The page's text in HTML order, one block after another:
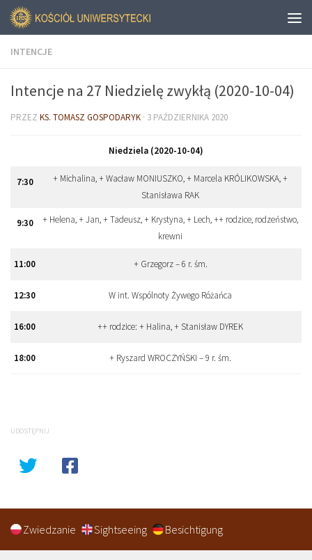
INTENCJE
Intencje na 27 Niedzielę zwykłą (2020-10-04)
PRZEZ KS. TOMASZ GOSPODARYK · 3 PAŹDZIERNIKA 2020
Niedziela (2020-10-04)
7:30
+ Michalina, + Wacław MONIUSZKO, + Marcela KRÓLIKOWSKA, +
Stanisława RAK
9:30
+ Helena, + Jan, + Tadeusz, + Krystyna, + Lech, ++ rodzice, rodzeństwo,
krewni
11:00 + Grzegorz – 6 r. śm.
12:30 W int. Wspólnoty Żywego Różańca
16:00 ++ rodzice: + Halina, + Stanisław DYREK
18:00 + Ryszard WROCZYŃSKI – 9 r. śm.
UDOSTĘPNIJ
Zwiedzanie Sightseeing Besichtigung